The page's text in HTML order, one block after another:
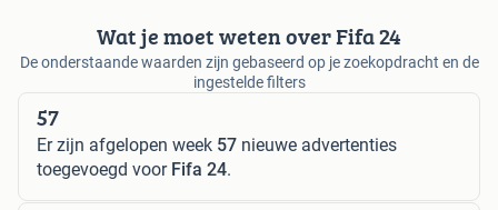
Wat je moet weten over Fifa 24
De onderstaande waarden zijn gebaseerd op je zoekopdracht en de
ingestelde filters
57
Er zijn afgelopen week 57 nieuwe advertenties
toegevoegd voor Fifa 24.